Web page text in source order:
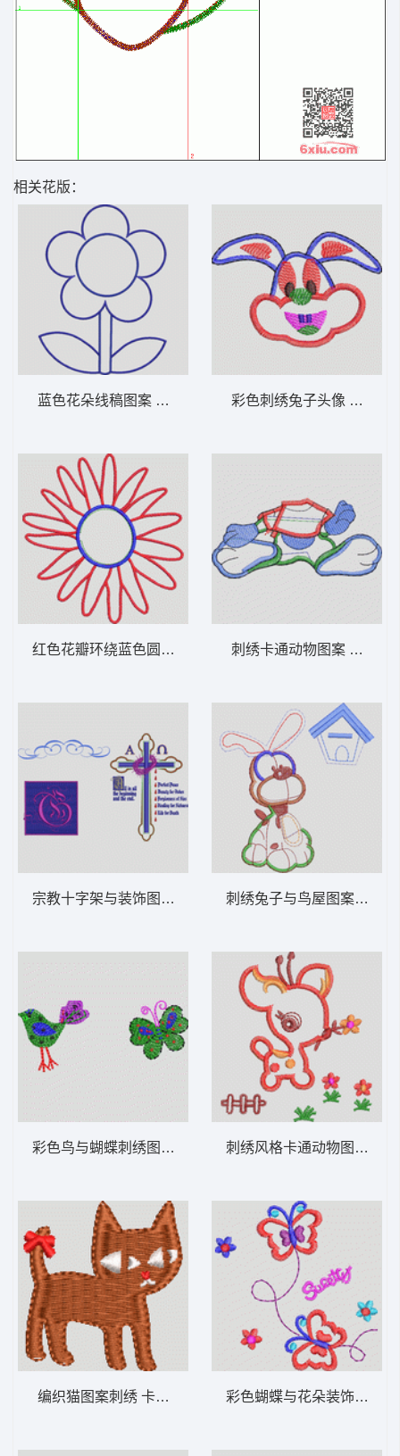
相关花版：
蓝色花朵线稿图案 卡通童装章标贴布
红色花瓣环绕蓝色圆环 卡通童装章标贴布
宗教十字架与装饰图案设计 卡通童装章标贴
彩色鸟与蝴蝶刺绣图案 卡通童装章标贴布
编织猫图案刺绣 卡通童装章标贴布
彩色刺绣兔子
刺绣卡通动物
刺绣兔子与